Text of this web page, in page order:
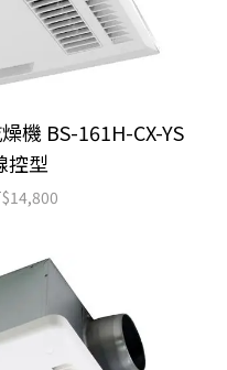
機 BS-161H-CX-YS
控型
14,800